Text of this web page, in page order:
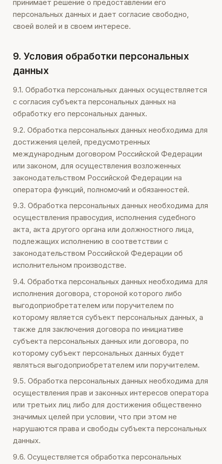
принимает решение о предоставлении его
персональных данных и дает согласие свободно,
своей волей и в своем интересе.
9. Условия обработки персональных
данных
9.1. Обработка персональных данных осуществляется
с согласия субъекта персональных данных на
обработку его персональных данных.
9.2. Обработка персональных данных необходима для
достижения целей, предусмотренных
международным договором Российской Федерации
или законом, для осуществления возложенных
законодательством Российской Федерации на
оператора функций, полномочий и обязанностей.
9.3. Обработка персональных данных необходима для
осуществления правосудия, исполнения судебного
акта, акта другого органа или должностного лица,
подлежащих исполнению в соответствии с
законодательством Российской Федерации об
исполнительном производстве.
9.4. Обработка персональных данных необходима для
исполнения договора, стороной которого либо
выгодоприобретателем или поручителем по
которому является субъект персональных данных, а
также для заключения договора по инициативе
субъекта персональных данных или договора, по
которому субъект персональных данных будет
являться выгодоприобретателем или поручителем.
9.5. Обработка персональных данных необходима для
осуществления прав и законных интересов оператора
или третьих лиц либо для достижения общественно
значимых целей при условии, что при этом не
нарушаются права и свободы субъекта персональных
данных.
9.6. Осуществляется обработка персональных